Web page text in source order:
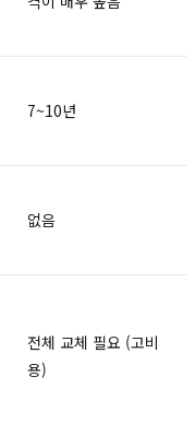
7~10년
없음
전체 교체 필요 (고비
용)